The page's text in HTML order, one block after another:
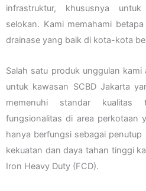
infrastruktur, khususnya
selokan. Kami memahami
drainase yang baik di kota-kota
Salah satu produk unggulan
untuk kawasan SCBD Jakarta
memenuhi standar kualitas
fungsionalitas di area perkotaan
hanya berfungsi sebagai
kekuatan dan daya tahan tinggi
Iron Heavy Duty (FCD).